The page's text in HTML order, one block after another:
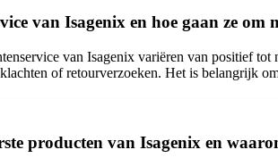
van Isagenix en hoe gaan ze
van Isagenix variëren van positief
of retourverzoeken. Het is belangrijk
producten van Isagenix en